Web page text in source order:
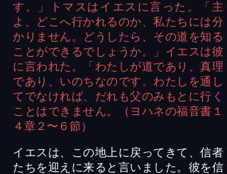
す。」トマスはイエスに言った。「主
よ、どこへ行かれるのか、私たちには分
かりません。どうしたら、その道を知る
ことができるでしょうか。」イエスは彼
に言われた。「わたしが道であり、真理
であり、いのちなのです。わたしを通し
てでなければ、だれも父のみもとに行く
ことはできません。（ヨハネの福音書１
４章２〜６節）
イエスは、この地上に戻ってきて、信者
たちを迎えに来ると言いました。彼を信